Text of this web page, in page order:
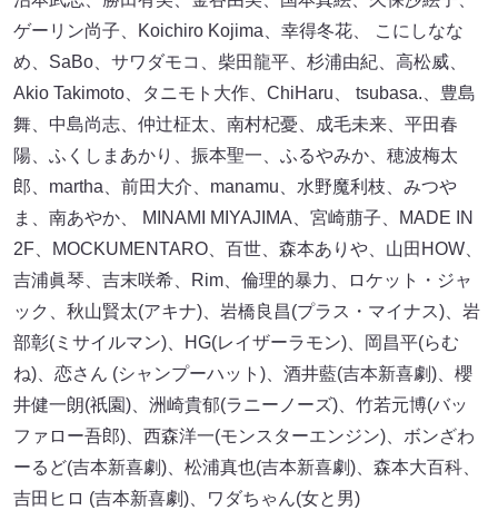
ゲーリン尚子、Koichiro Kojima、幸得冬花、 こにしなな
め、SaBo、サワダモコ、柴田龍平、杉浦由紀、高松威、
Akio Takimoto、タニモト大作、ChiHaru、 tsubasa.、豊島
舞、中島尚志、仲辻柾太、南村杞憂、成毛未来、平田春
陽、ふくしまあかり、振本聖一、ふるやみか、穂波梅太
郎、martha、前田大介、manamu、水野魔利枝、みつや
ま、南あやか、 MINAMI MIYAJIMA、宮崎萠子、MADE IN
2F、MOCKUMENTARO、百世、森本ありや、山田HOW、
吉浦眞琴、吉末咲希、Rim、倫理的暴力、ロケット・ジャ
ック、秋山賢太(アキナ)、岩橋良昌(プラス・マイナス)、岩
部彰(ミサイルマン)、HG(レイザーラモン)、岡昌平(らむ
ね)、恋さん (シャンプーハット)、酒井藍(吉本新喜劇)、櫻
井健一朗(祇園)、洲崎貴郁(ラニーノーズ)、竹若元博(バッ
ファロー吾郎)、西森洋一(モンスターエンジン)、ボンざわ
ーるど(吉本新喜劇)、松浦真也(吉本新喜劇)、森本大百科、
吉田ヒロ (吉本新喜劇)、ワダちゃん(女と男)